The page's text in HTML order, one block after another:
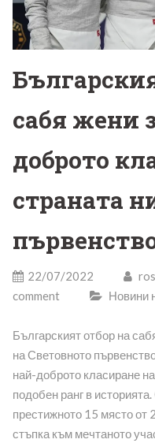
сабя жени
доброто
страната
22/07/2022
comment
Новини
Българският отбор на
на Световното
най-доброто класиране
подобен ранг в
престижното 15 място от
стъпка към мечтаното